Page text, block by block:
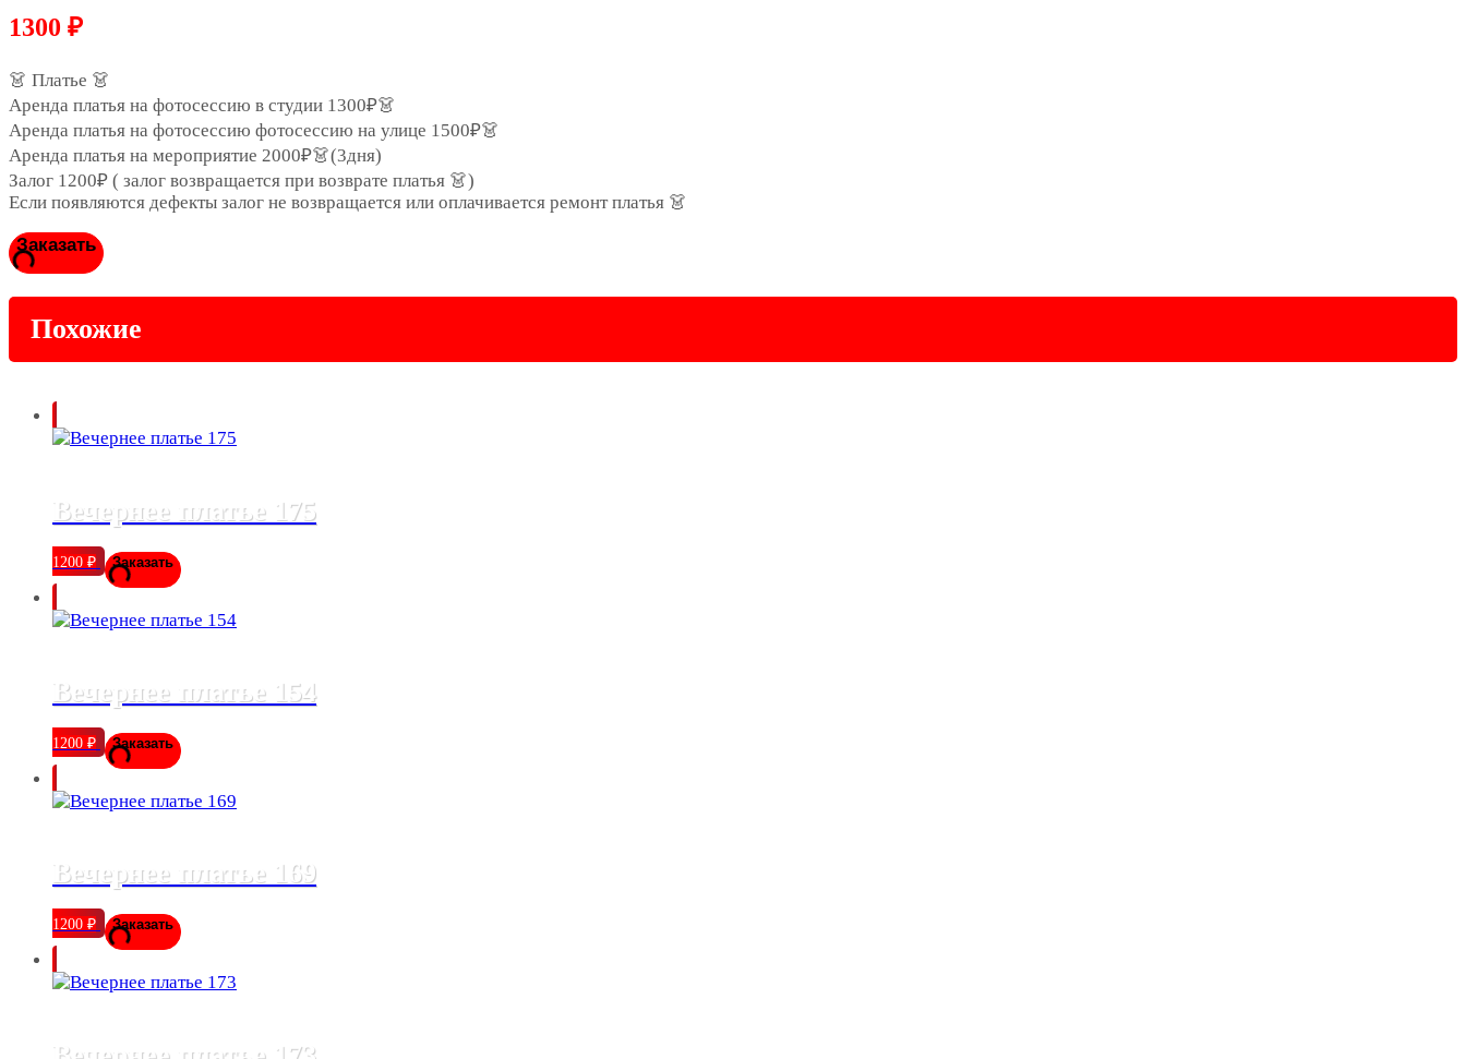
1300 ₽
👗 Платье 👗
Аренда платья на фотосессию в студии 1300₽👗
Аренда платья на фотосессию фотосессию на улице 1500₽👗
Аренда платья на мероприятие 2000₽👗(3дня)
Залог 1200₽ ( залог возвращается при возврате платья 👗)
Если появляются дефекты залог не возвращается или оплачивается ремонт платья 👗
Заказать
Похожие
Вечернее платье 175
1200 ₽ Заказать
Вечернее платье 154
1200 ₽ Заказать
Вечернее платье 169
1200 ₽ Заказать